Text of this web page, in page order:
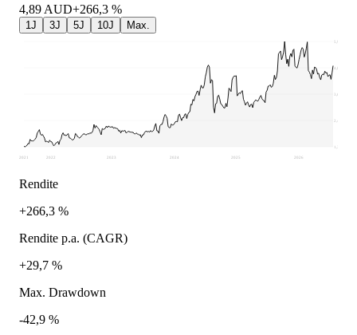
4,89 AUD+266,3 %
1J 3J 5J 10J Max.
1,32
2,48
3,64
4,8
5,96
2021 2022 2023 2024 2025 2026
Rendite
+266,3 %
Rendite p.a. (CAGR)
+29,7 %
Max. Drawdown
-42,9 %